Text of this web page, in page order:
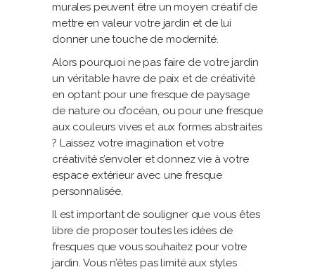
murales peuvent être un moyen créatif de
mettre en valeur votre jardin et de lui
donner une touche de modernité.
Alors pourquoi ne pas faire de votre jardin
un véritable havre de paix et de créativité
en optant pour une fresque de paysage
de nature ou d’océan, ou pour une fresque
aux couleurs vives et aux formes abstraites
? Laissez votre imagination et votre
créativité s’envoler et donnez vie à votre
espace extérieur avec une fresque
personnalisée.
Il est important de souligner que vous êtes
libre de proposer toutes les idées de
fresques que vous souhaitez pour votre
jardin. Vous n’êtes pas limité aux styles